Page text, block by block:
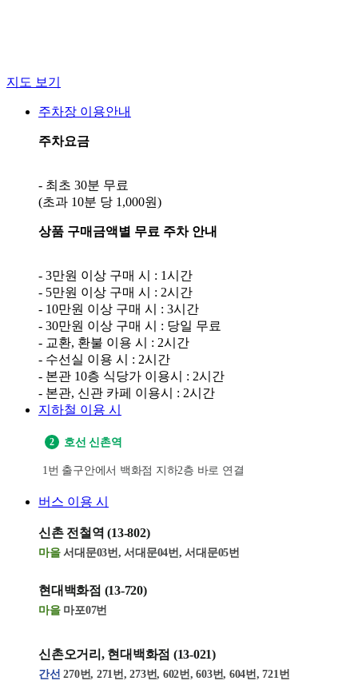
지도 보기
주차장 이용안내
주차요금
- 최초 30분 무료
상품 구매금액별 무료 주차 안내
- 3만원 이상 구매 시 : 1시간
- 5만원 이상 구매 시 : 2시간
- 10만원 이상 구매 시 : 3시간
- 30만원 이상 구매 시 : 당일 무료
- 교환, 환불 이용 시 : 2시간
- 수선실 이용 시 : 2시간
- 본관 10층 식당가 이용시 : 2시간
지하철 이용 시
2 호선 신촌역
1번 출구안에서 백화점 지하2층 바로 연결
버스 이용 시
신촌 전철역 (13-802)
마을 서대문03번, 서대문04번, 서대문05번
현대백화점 (13-720)
마을 마포07번
신촌오거리, 현대백화점 (13-021)
간선270번, 271번, 273번, 602번, 603번, 604번, 721번